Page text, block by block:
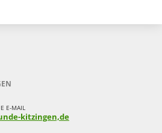
E-MAIL
kitzingen,de